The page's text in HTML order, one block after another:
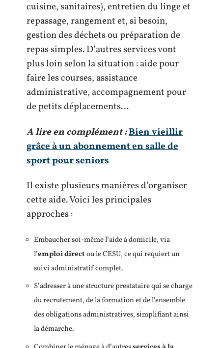
cuisine, sanitaires), entretien du linge et
repassage, rangement et, si besoin,
gestion des déchets ou préparation de
repas simples. D’autres services vont
plus loin selon la situation : aide pour
faire les courses, assistance
administrative, accompagnement pour
de petits déplacements…
A lire en complément :Bien vieillir
grâce à un abonnement en salle de
sport pour seniors
Il existe plusieurs manières d’organiser
cette aide. Voici les principales
approches :
Embaucher soi-même l’aide à domicile, via
l’emploi directou le CESU, ce qui requiert un
suivi administratif complet.
S’adresser à une structure prestataire qui se charge
du recrutement, de la formation et de l’ensemble
des obligations administratives, simplifiant ainsi
la démarche.